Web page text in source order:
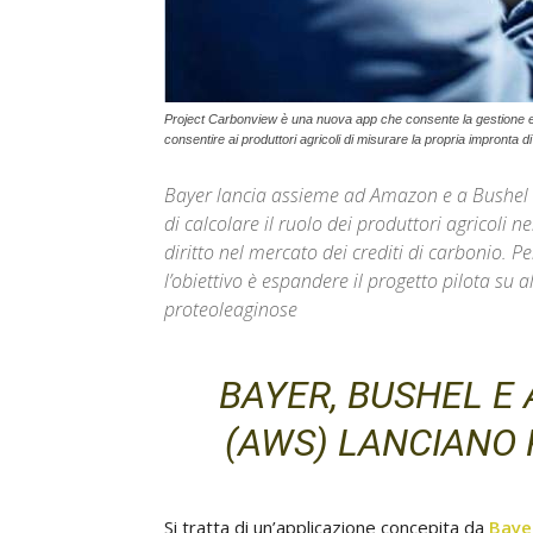
Project Carbonview è una nuova app che consente la
consentire ai produttori agricoli di misurare la propria impronta
Bayer lancia assieme ad Amazon e a
di calcolare il ruolo dei produttori agricoli
diritto nel mercato dei crediti di carbonio.
l’obiettivo è espandere il progetto pilota su
proteoleaginose
BAYER, BUSHEL
(AWS) LANCIANO
Si tratta di un’applicazione concepita da